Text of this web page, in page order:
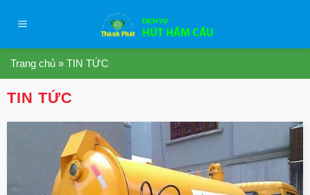
Trang chủ » TIN TỨC
TIN TỨC